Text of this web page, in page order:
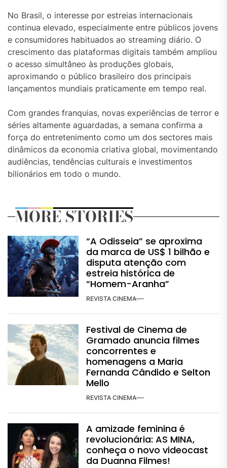
No Brasil, o interesse por estreias internacionais
continua elevado, especialmente entre públicos jovens
e consumidores habituados ao streaming diário. O
crescimento das plataformas digitais também ampliou
o acesso simultâneo às produções globais,
aproximando o público brasileiro dos principais
lançamentos mundiais praticamente em tempo real.
Com grandes franquias, novas experiências de terror e
séries altamente aguardadas, a semana confirma a
força do entretenimento como um dos sectores mais
dinâmicos da economia criativa global, movimentando
audiências, tendências culturais e investimentos
bilionários em todo o mundo.
MORE STORIES
“A Odisseia” se aproxima
da marca de US$ 1 bilhão e
disputa atenção com
estreia histórica de
“Homem-Aranha”
REVISTA CINEMA
Festival de Cinema de
Gramado anuncia filmes
concorrentes e
homenagens a Maria
Fernanda Cândido e Selton
Mello
REVISTA CINEMA
A amizade feminina é
revolucionária: AS MINA,
conheça o novo videocast
da Duanna Filmes!